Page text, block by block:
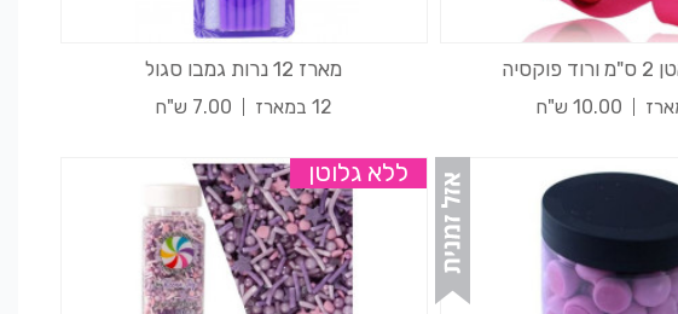
10.00 ש"ח
מארז 12 נרות גמבו סגול
12 במארז 7.00 ש"ח
ללא גלוטן